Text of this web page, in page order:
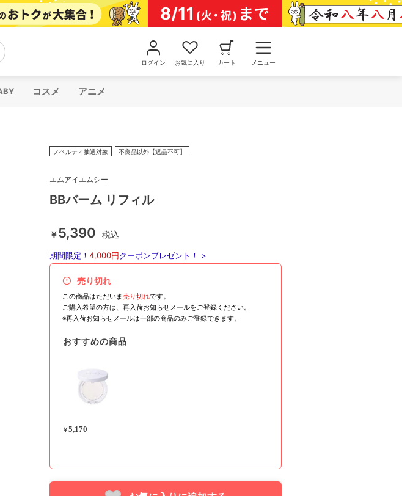
ログイン お気に入り カート メニュー
コスメ アニメ
ノベルティ抽選対象 不良品以外【返品不可】
エムアイエムシー
BBバーム リフィル
￥5,390 税込
期間限定！ 4,000円クーポンプレゼント！ >
売り切れ
この商品はただいま売り切れです。
ご購入希望の方は、再入荷お知らせメールをご登録ください。
※再入荷お知らせメールは一部の商品のみご登録できます。
おすすめの商品
￥5,170